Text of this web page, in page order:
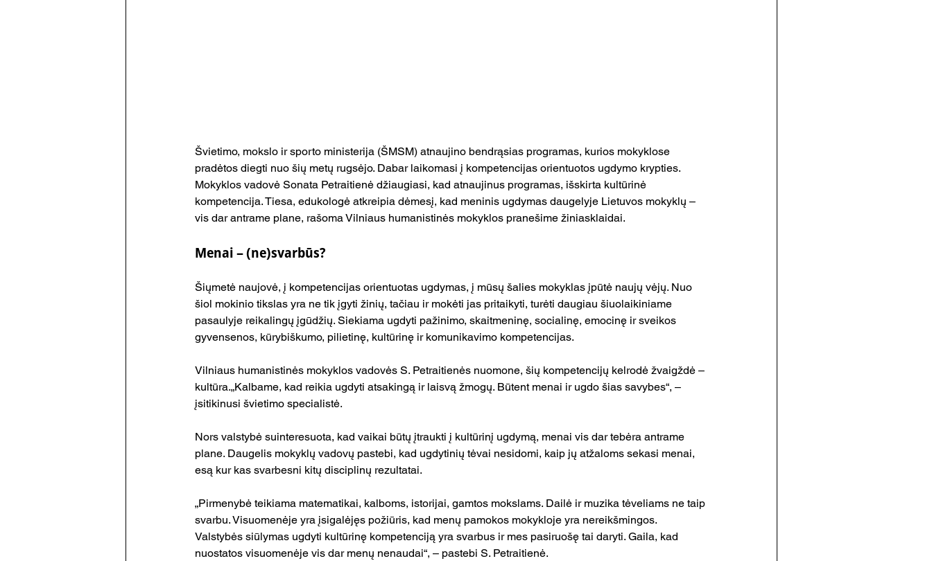
Švietimo, mokslo ir sporto ministerija (ŠMSM) atnaujino bendrąsias programas, kurios mokyklose
pradėtos diegti nuo šių metų rugsėjo. Dabar laikomasi į kompetencijas orientuotos ugdymo krypties.
Mokyklos vadovė Sonata Petraitienė džiaugiasi, kad atnaujinus programas, išskirta kultūrinė
kompetencija. Tiesa, edukologė atkreipia dėmesį, kad meninis ugdymas daugelyje Lietuvos mokyklų –
vis dar antrame plane, rašoma Vilniaus humanistinės mokyklos pranešime žiniasklaidai.
Menai – (ne)svarbūs?
Šiųmetė naujovė, į kompetencijas orientuotas ugdymas, į mūsų šalies mokyklas įpūtė naujų vėjų. Nuo
šiol mokinio tikslas yra ne tik įgyti žinių, tačiau ir mokėti jas pritaikyti, turėti daugiau šiuolaikiniame
pasaulyje reikalingų įgūdžių. Siekiama ugdyti pažinimo, skaitmeninę, socialinę, emocinę ir sveikos
gyvensenos, kūrybiškumo, pilietinę, kultūrinę ir komunikavimo kompetencijas.
Vilniaus humanistinės mokyklos vadovės S. Petraitienės nuomone, šių kompetencijų kelrodė žvaigždė –
kultūra.„Kalbame, kad reikia ugdyti atsakingą ir laisvą žmogų. Būtent menai ir ugdo šias savybes“, –
įsitikinusi švietimo specialistė.
Nors valstybė suinteresuota, kad vaikai būtų įtraukti į kultūrinį ugdymą, menai vis dar tebėra antrame
plane. Daugelis mokyklų vadovų pastebi, kad ugdytinių tėvai nesidomi, kaip jų atžaloms sekasi menai,
esą kur kas svarbesni kitų disciplinų rezultatai.
„Pirmenybė teikiama matematikai, kalboms, istorijai, gamtos mokslams. Dailė ir muzika tėveliams ne taip
svarbu. Visuomenėje yra įsigalėjęs požiūris, kad menų pamokos mokykloje yra nereikšmingos.
Valstybės siūlymas ugdyti kultūrinę kompetenciją yra svarbus ir mes pasiruošę tai daryti. Gaila, kad
nuostatos visuomenėje vis dar menų nenaudai“, – pastebi S. Petraitienė.